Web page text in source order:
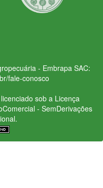
- Embrapa SAC:
fale-conosco
sob a Licença
- SemDerivações